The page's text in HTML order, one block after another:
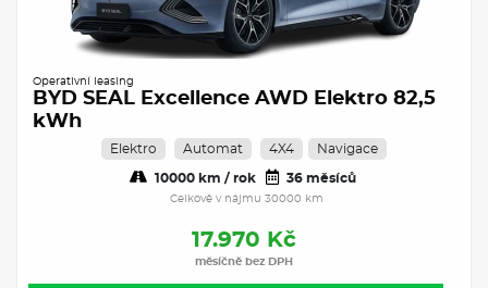
Operativní leasing
BYD SEAL Excellence AWD Elektro 82,5
kWh
Elektro Automat 4X4 Navigace
10000 km / rok 36 měsíců
Celkově v nájmu 30000 km
17.970 Kč
měsíčně bez DPH